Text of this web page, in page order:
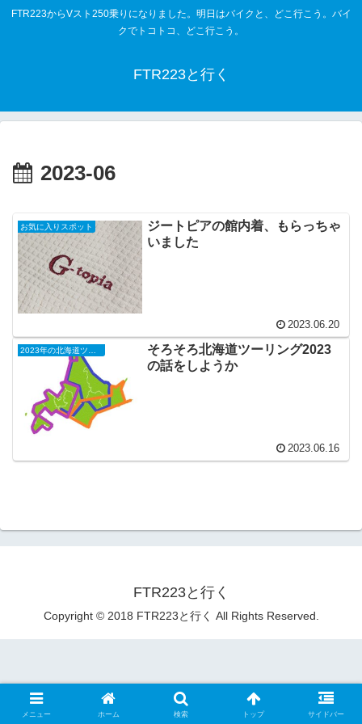
FTR223からVスト250乗りになりました。明日はバイクと、どこ行こう。バイ
クでトコトコ、どこ行こう。
FTR223と行く
2023-06
お気に入りスポット
ジートピアの館内着、もらっちゃ
いました
2023.06.20
そろそろ北海道ツーリング2023
の話をしようか
2023.06.16
FTR223と行く
Copyright © 2018 FTR223と行く All Rights Reserved.
メニュー ホーム 検索 トップ サイドバー